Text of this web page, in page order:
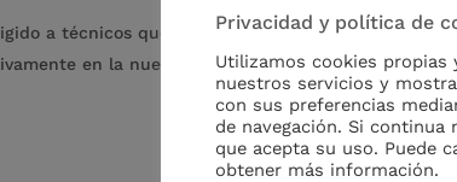
a técnicos que desean posicionarse en un
en la nueva
industrialización de la
Privacidad y política de
Utilizamos cookies
nuestros servicios y
con sus preferencias
de navegación. Si continua
que acepta su uso. Puede
obtener más información.